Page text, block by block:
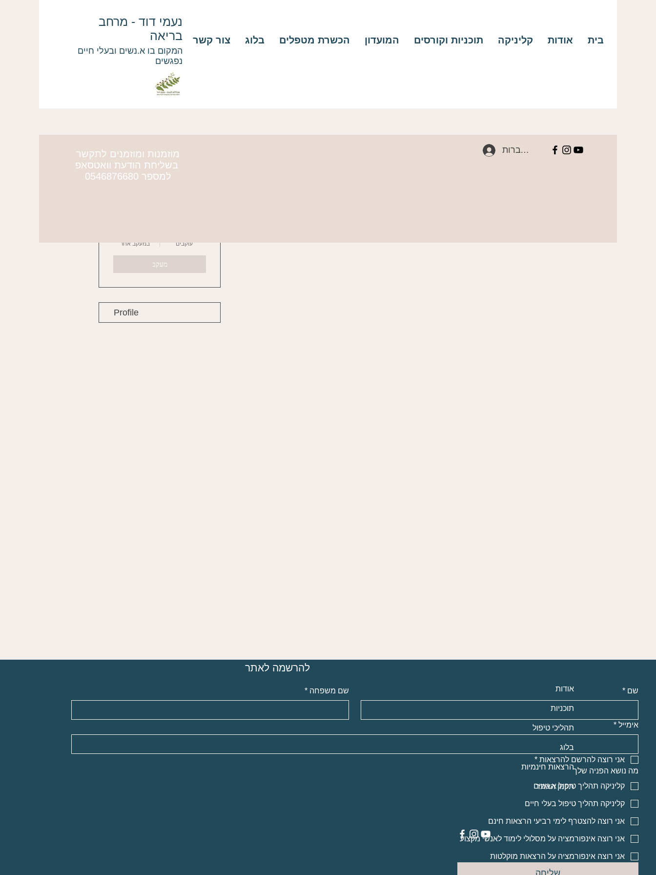
נעמי דוד - מרחב
בריאה
המקום בו א.נשים ובעלי חיים
נפגשים
בית אודות קליניקה תוכניות וקורסים המועדון הכשרת מטפלים בלוג צור קשר
מוזמנות ומוזמנים לתקשר
בשליחת הודעת וואטסאפ
למספר 0546876680
להתחברות
עוקבים במעקב אחר
מעקב
Profile
להרשמה לאתר
שם * שם משפחה *
אימייל *
אני רוצה להרשם להרצאות *
מה נושא הפניה שלך
קליניקה תהליך טיפול א.נשים
קליניקה תהליך טיפול בעלי חיים
אני רוצה להצטרף לימי רביעי הרצאות חינם
אני רוצה אינפורמציה על מסלולי לימוד לאנשי מקצוע
אני רוצה אינפורמציה על הרצאות מוקלטות
שליחה
אודות
תוכניות
תהליכי טיפול
בלוג
הרצאות חינמיות
תקנון האתר